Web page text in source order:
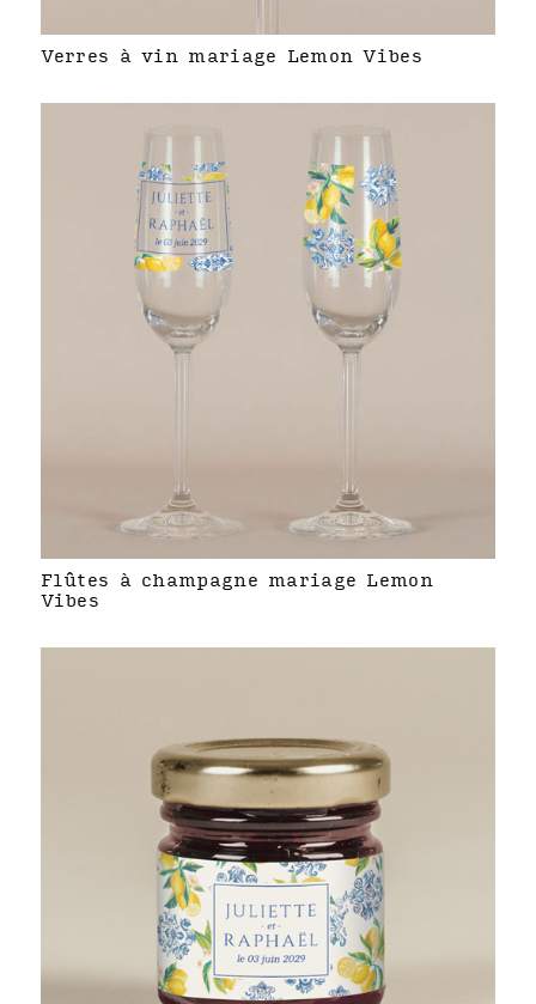
Verres à vin mariage Lemon Vibes
Flûtes à champagne mariage Lemon
Vibes